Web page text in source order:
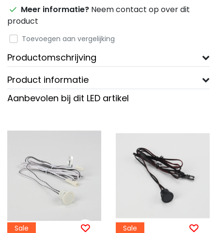
Meer informatie? Neem contact op over dit
product
Toevoegen aan vergelijking
Productomschrijving
Product informatie
Aanbevolen bij dit LED artikel
Sale Sale